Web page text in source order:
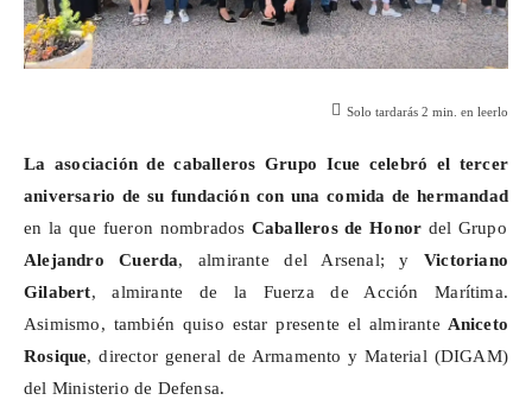
Solo tardarás 2 min. en leerlo
La asociación de caballeros Grupo Icue celebró el tercer
aniversario de su fundación con una comida de hermandad
en la que fueron nombrados Caballeros de Honor del Grupo
Alejandro Cuerda, almirante del Arsenal; y Victoriano
Gilabert, almirante de la Fuerza de Acción Marítima.
Asimismo, también quiso estar presente el almirante Aniceto
Rosique, director general de Armamento y Material (DIGAM)
del Ministerio de Defensa.